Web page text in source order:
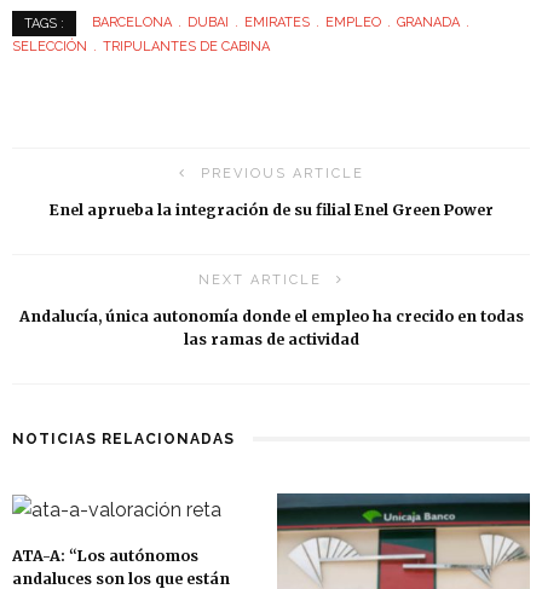
TAGS : BARCELONA DUBAI EMIRATES EMPLEO
GRANADA
SELECCIÓN
TRIPULANTES DE CABINA
PREVIOUS ARTICLE
Enel aprueba la integración de su filial Enel Green Power
NEXT ARTICLE
Andalucía, única autonomía donde el empleo ha crecido en todas
las ramas de actividad
NOTICIAS RELACIONADAS
ATA-A: “Los autónomos
andaluces son los que están